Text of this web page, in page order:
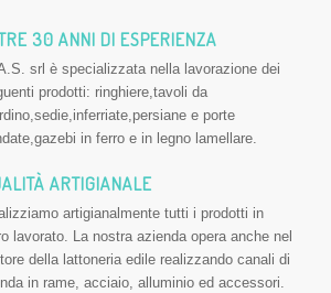
30 ANNI DI ESPERIENZA
srl è specializzata nella lavorazione dei
prodotti: ringhiere,tavoli da
e porte
in ferro e in legno lamellare.
ARTIGIANALE
artigianalmente tutti i prodotti in
lavorato. La nostra azienda opera anche nel
della lattoneria edile realizzando canali di
in rame, acciaio, alluminio ed accessori.